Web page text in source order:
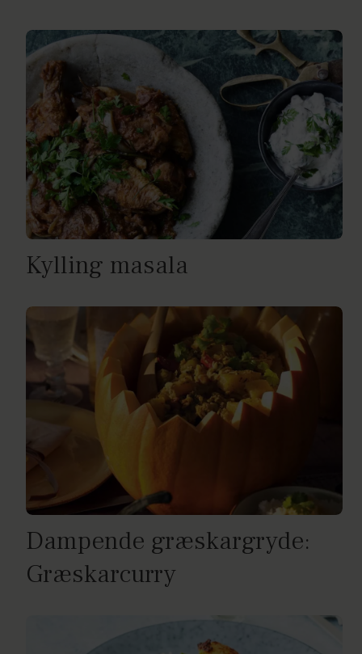
Kylling masala
Dampende græskargryde:
Græskarcurry